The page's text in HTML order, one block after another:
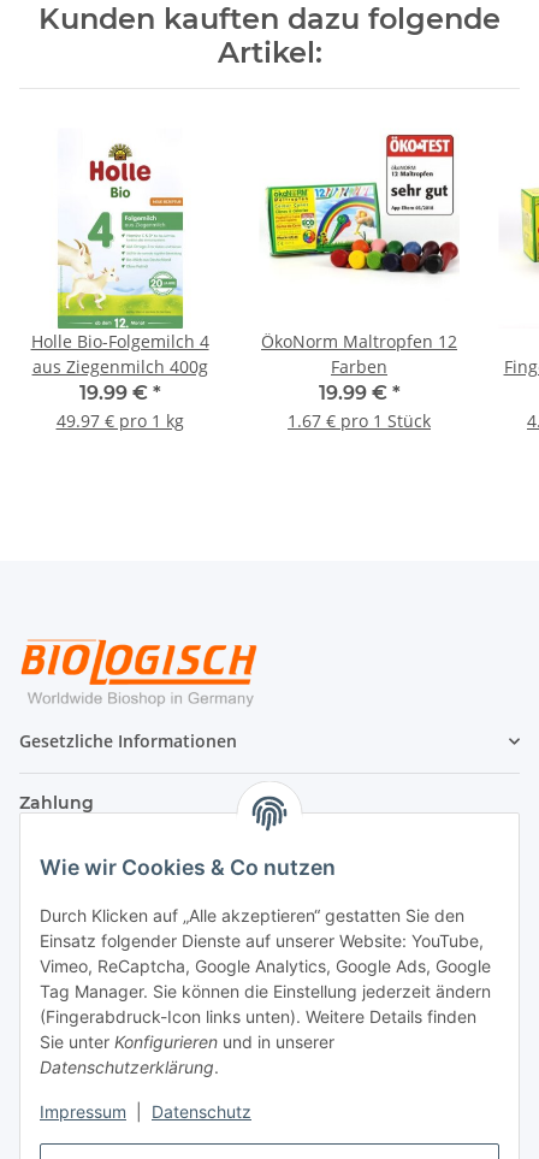
Wie wir Cookies & Co nutzen
Durch Klicken auf „Alle akzeptieren“ gestatten Sie den
Einsatz folgender Dienste auf unserer Website: YouTube,
Vimeo, ReCaptcha, Google Analytics, Google Ads, Google
Tag Manager. Sie können die Einstellung jederzeit ändern
(Fingerabdruck-Icon links unten). Weitere Details finden
Sie unter Konfigurieren und in unserer
Datenschutzerklärung.
Impressum Datenschutz
Kunden kauften dazu folgende
Artikel:
Holle Bio-Folgemilch 4
aus Ziegenmilch 400g
19.99 € *
49.97 € pro 1 kg
ÖkoNorm Maltropfen 12
Farben
19.99 € *
1.67 € pro 1 Stück
Gesetzliche Informationen
Zahlung
Versand